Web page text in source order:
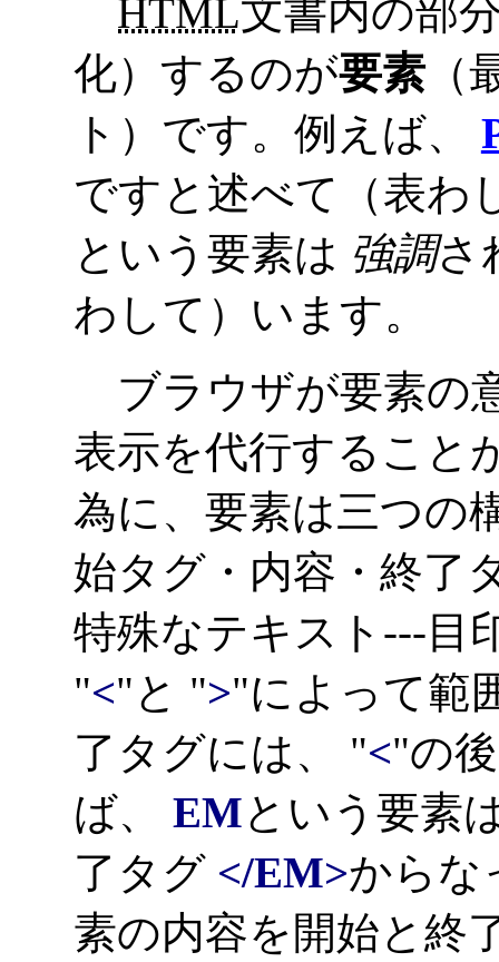
HTML文書内の部
化）するのが要素（
ト）です。例えば、
ですと述べて（表わ
という要素は 強調さ
わして）います。
ブラウザが要素の
表示を代行すること
為に、要素は三つの
始タグ・内容・終了
特殊なテキスト---目
"<"と ">"によって範
了タグには、 "<"の
ば、 EMという要素
了タグ </EM>からな
素の内容を開始と終